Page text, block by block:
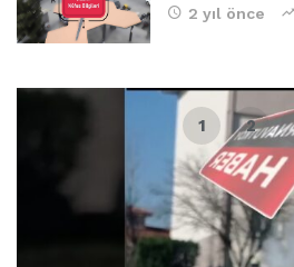
2 yıl önce